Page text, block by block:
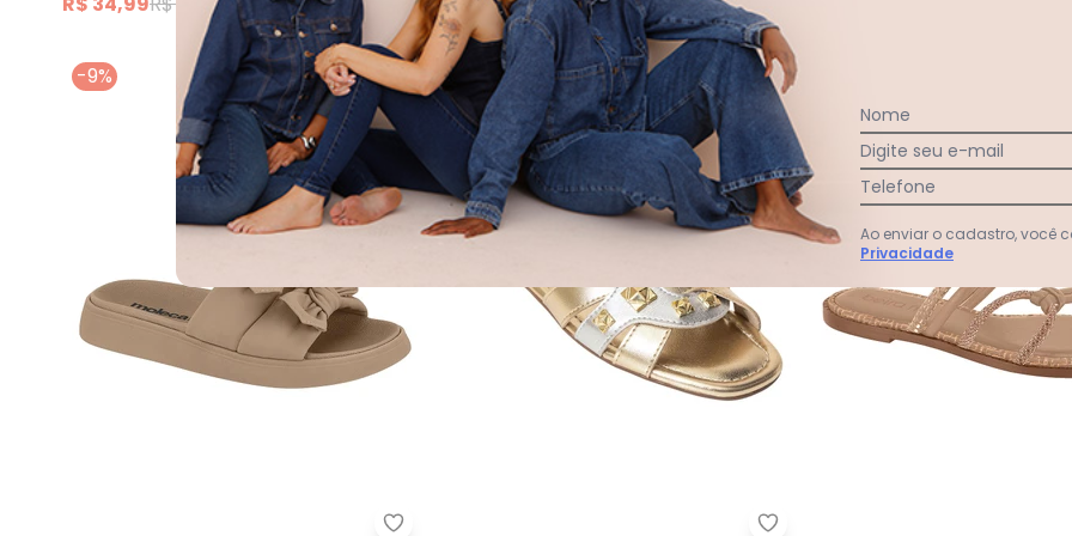
ou 3xdeR$ 33,33sem juros
-9% -30%
Nome
Digite seu e-mail
Telefone
Ao enviar o cadastro, você
Privacidade